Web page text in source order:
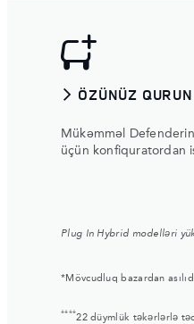
ÖZÜNÜZ QURUN
Mükəmməl
üçün konfiquratordan
Plug In Hybrid modelləri
*Mövcudluq bazardan
****22 düymlük təkərlərlə